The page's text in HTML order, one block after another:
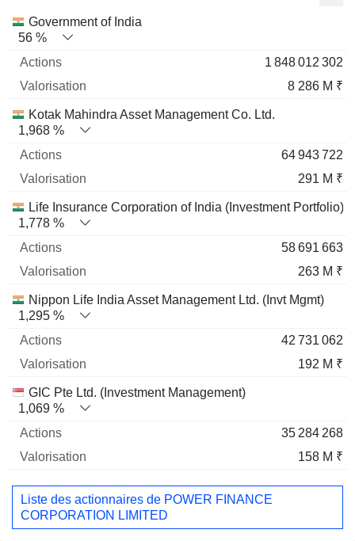
Nom Actions % Valorisation
Government of India
56 %
1 848 012 302
8 286 M ₹
Kotak Mahindra Asset Management Co. Ltd.
1,968 %
64 943 722
291 M ₹
Life Insurance Corporation of India (Investment Portfolio)
1,778 %
58 691 663
263 M ₹
Nippon Life India Asset Management Ltd. (Invt Mgmt)
1,295 %
42 731 062
192 M ₹
GIC Pte Ltd. (Investment Management)
1,069 %
35 284 268
158 M ₹
Liste des actionnaires de POWER FINANCE
CORPORATION LIMITED